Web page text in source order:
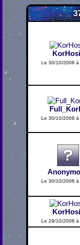
Le 30/10/2008 à
Le 30/10/2008 à
Le 30/10/2008 à
Le 29/10/2008 à